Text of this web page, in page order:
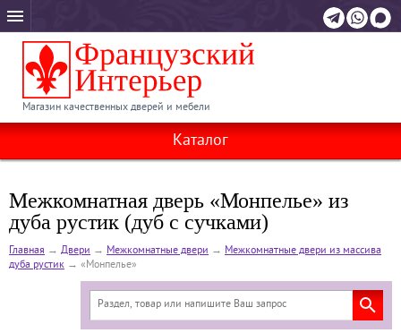
Магазин качественных дверей и мебели
Каталог
Межкомнатная дверь «Монпелье» из
дуба рустик (дуб с сучками)
Главная → Двери → Межкомнатные двери → Межкомнатные двери из массива
дуба рустик → «Монпелье»